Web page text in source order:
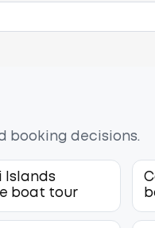
booking decisions.
Islands
boat tour